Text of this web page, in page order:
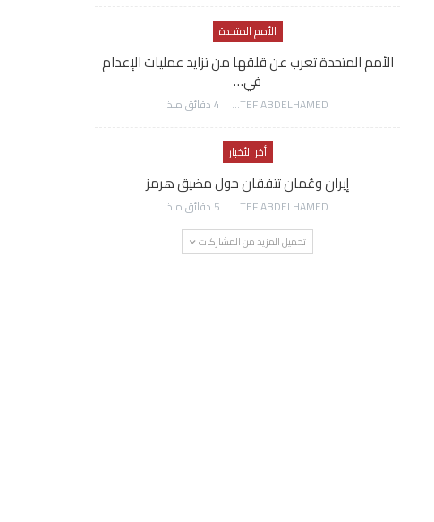
الأمم المتحدة
الأمم المتحدة تعرب عن قلقها من تزايد عمليات الإعدام
في…
AWATEF ABDELHAMED 4 دقائق منذ
أخر الأخبار
إيران وعُمان تتفقان حول مضيق هرمز
AWATEF ABDELHAMED 5 دقائق منذ
تحميل المزيد من المشاركات